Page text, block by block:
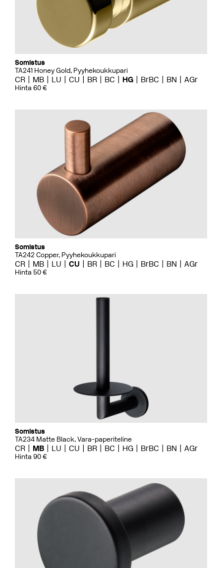
Somistus
TA241 Honey Gold, Pyyhekoukkupari
CR MB LU CU BR BC HG BrBC BN AGr
Hinta 60 €
Somistus
TA242 Copper, Pyyhekoukkupari
CR MB LU CU BR BC HG BrBC BN AGr
Hinta 50 €
Somistus
TA234 Matte Black, Vara-paperiteline
CR MB LU CU BR BC HG BrBC BN AGr
Hinta 90 €